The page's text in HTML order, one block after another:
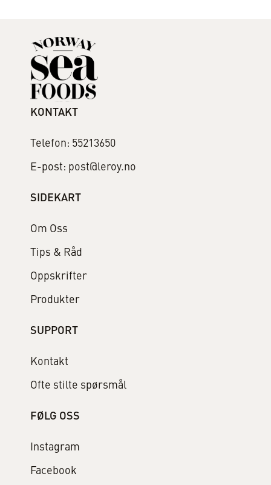
KONTAKT
Telefon: 55213650
E-post: post@leroy.no
SIDEKART
Om Oss
Tips & Råd
Oppskrifter
Produkter
SUPPORT
Kontakt
Ofte stilte spørsmål
FØLG OSS
Instagram
Facebook